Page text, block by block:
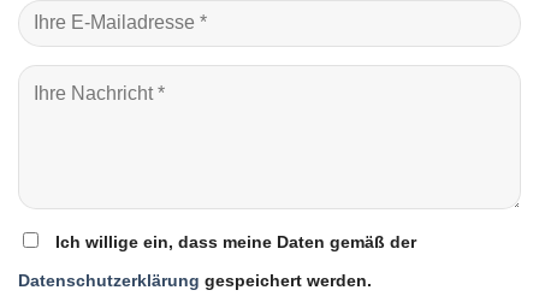
Ich willige ein, dass meine Daten gemäß der
Datenschutzerklärung gespeichert werden.